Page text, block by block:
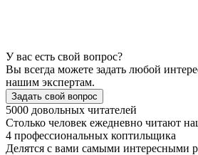
У вас есть свой вопрос?
Вы всегда можете задать любой
нашим экспертам.
Задать свой вопрос
5000 довольных читателей
Столько человек ежедневно читают
4 профессиональных коптильщика
Делятся с вами самыми интересными